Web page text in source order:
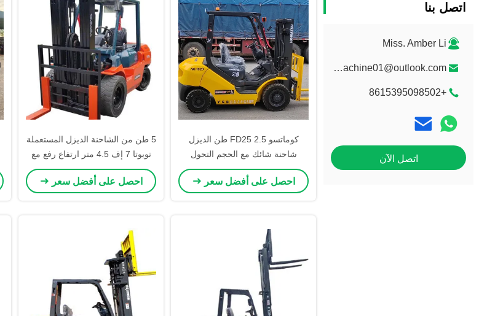
اتصل بنا
Miss. Amber Li
litongmachine01@outlook.com
+8615395098502
اتصل الآن
كوماتسو FD25 2.5 طن الديزل
شاحنة شائك مع الحجم التحول
والحاوية الصخرة 3 أمتار
احصل على أفضل سعر
5 طن من الشاحنة الديزل المستعملة
تويوتا 7 إف 4.5 متر ارتفاع رفع مع
ثلاثة مراحل الصاري
احصل على أفضل سعر